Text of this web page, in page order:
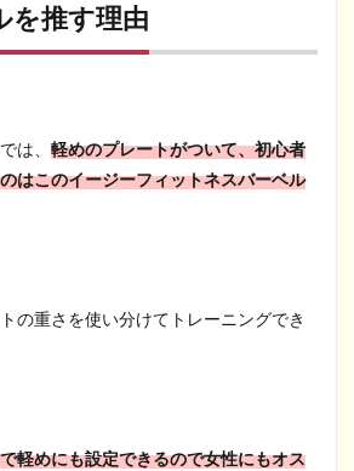
を推す理由
は、 軽めのプレートがついて、初心者
はこのイージーフィットネスバーベル
の重さを使い分けてトレーニングでき
軽めにも設定できるので女性にもオス